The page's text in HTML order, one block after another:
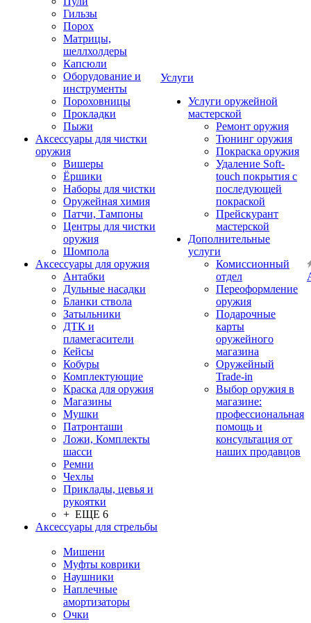
Гильзы
Порох
Матрицы,
шеллхолдеры
Капсюли
Оборудование и
инструменты
Пороховницы
Прокладки
Пыжи
Аксессуары для чистки
оружия
Вишеры
Ёршики
Наборы для чистки
Оружейная химия
Патчи, Тампоны
Центры для чистки
оружия
Шомпола
Аксессуары для оружия
Антабки
Дульные насадки
Бланки ствола
Затыльники
ДТК и
пламегасители
Кейсы
Кобуры
Комплектующие
Краска для оружия
Магазины
Мушки
Патронташи
Ложи, Комплекты
шасси
Ремни
Чехлы
Приклады, цевья и
рукоятки
+ ЕЩЕ 6
Аксессуары для стрельбы
Мишени
Муфты коврики
Наушники
Наплечные
амортизаторы
Очки
Услуги
Услуги оружейной
мастерской
Ремонт оружия
Тюнинг оружия
Покраска оружия
Удаление Soft-
touch покрытия с
последующей
покраской
Прейскурант
мастерской
Дополнительные
услуги
Комиссионный
отдел
Переоформление
оружия
Подарочные
карты
оружейного
магазина
Оружейный
Trade-in
Выбор оружия в
магазине:
профессиональная
помощь и
консультация от
наших продавцов